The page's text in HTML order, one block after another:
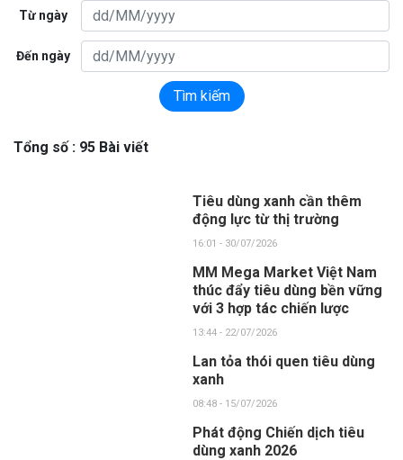
Từ ngày
Đến ngày
Tìm kiếm
Tổng số : 95 Bài viết
Tiêu dùng xanh cần thêm
động lực từ thị trường
16:01 - 30/07/2026
MM Mega Market Việt Nam
thúc đẩy tiêu dùng bền vững
với 3 hợp tác chiến lược
13:44 - 22/07/2026
Lan tỏa thói quen tiêu dùng
xanh
08:48 - 15/07/2026
Phát động Chiến dịch tiêu
dùng xanh 2026